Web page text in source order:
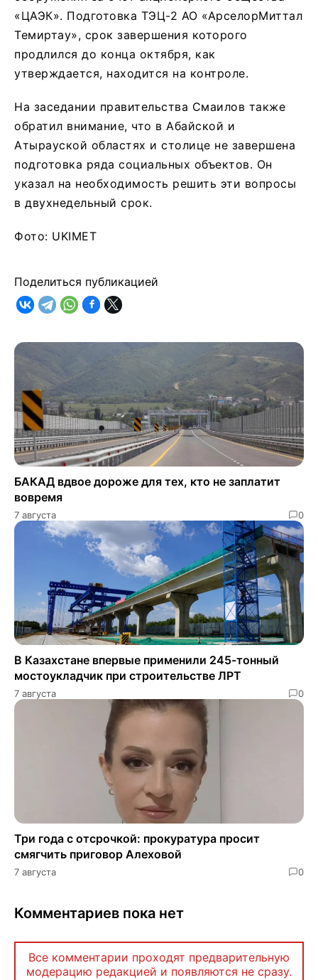
«ЦАЭК». Подготовка ТЭЦ-2 АО «АрселорМиттал
Темиртау», срок завершения которого
продлился до конца октября, как
утверждается, находится на контроле.
На заседании правительства Смаилов также
обратил внимание, что в Абайской и
Атырауской областях и столице не завершена
подготовка ряда социальных объектов. Он
указал на необходимость решить эти вопросы
в двухнедельный срок.
Фото: UKIMET
Поделиться публикацией
БАКАД вдвое дороже для тех, кто не заплатит
вовремя
7 августа 0
В Казахстане впервые применили 245-тонный
мостоукладчик при строительстве ЛРТ
7 августа 0
Три года с отсрочкой: прокуратура просит
смягчить приговор Алеховой
7 августа 0
Комментариев пока нет
Все комментарии проходят предварительную
модерацию редакцией и появляются не сразу.